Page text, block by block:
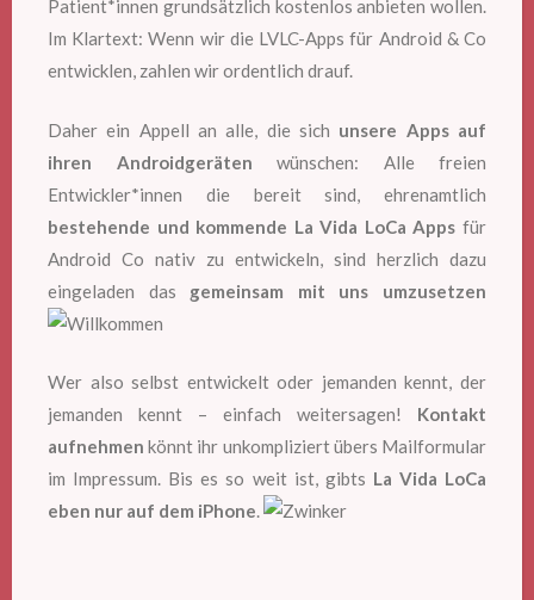
Patient*innen grundsätzlich kostenlos anbieten wollen.
Im Klartext: Wenn wir die LVLC-Apps für Android & Co
entwicklen, zahlen wir ordentlich drauf.
Daher ein Appell an alle, die sich unsere Apps auf
ihren Androidgeräten wünschen: Alle freien
Entwickler*innen die bereit sind, ehrenamtlich
bestehende und kommende La Vida LoCa Apps für
Android Co nativ zu entwickeln, sind herzlich dazu
eingeladen das gemeinsam mit uns umzusetzen
Wer also selbst entwickelt oder jemanden kennt, der
jemanden kennt – einfach weitersagen! Kontakt
aufnehmen könnt ihr unkompliziert übers Mailformular
im Impressum. Bis es so weit ist, gibts La Vida LoCa
eben nur auf dem iPhone.